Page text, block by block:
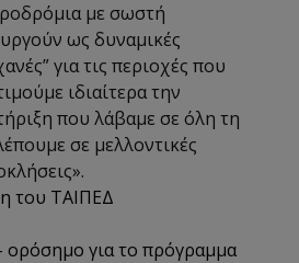
με σωστή
ως δυναμικές
για τις περιοχές που
ιδιαίτερα την
που λάβαμε σε όλη τη
σε μελλοντικές
».
του ΤΑΙΠΕΔ
για το πρόγραμμα